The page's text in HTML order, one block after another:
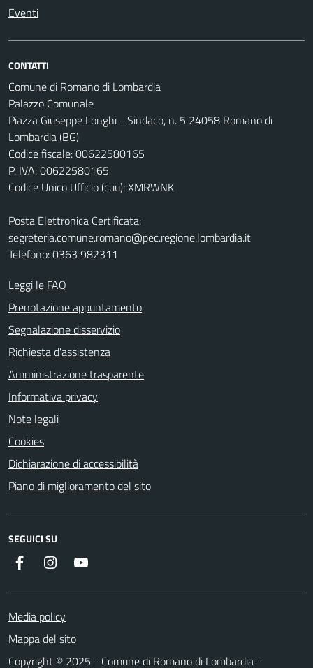
Eventi
CONTATTI
Comune di Romano di Lombardia
Palazzo Comunale
Piazza Giuseppe Longhi - Sindaco, n. 5 24058 Romano di
Lombardia (BG)
Codice fiscale: 00622580165
P. IVA: 00622580165
Codice Unico Ufficio (cuu): XMRWNK
Posta Elettronica Certificata:
segreteria.comune.romano@pec.regione.lombardia.it
Telefono: 0363 982311
Leggi le FAQ
Prenotazione appuntamento
Segnalazione disservizio
Richiesta d'assistenza
Amministrazione trasparente
Informativa privacy
Note legali
Cookies
Dichiarazione di accessibilità
Piano di miglioramento del sito
SEGUICI SU
Facebook Instagram
Media policy
Mappa del sito
Copyright © 2025 - Comune di Romano di Lombardia -